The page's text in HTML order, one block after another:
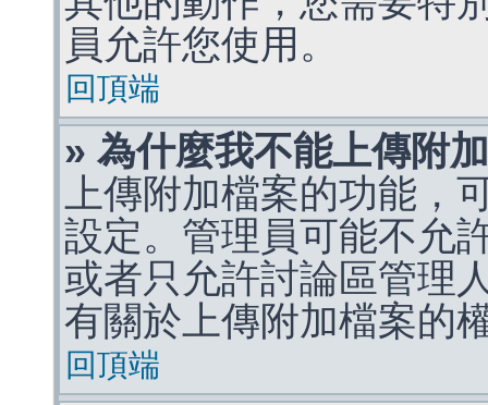
員允許您使用。
回頂端
» 為什麼我不能上傳附
上傳附加檔案的功能，
設定。管理員可能不允
或者只允許討論區管理
有關於上傳附加檔案的
回頂端